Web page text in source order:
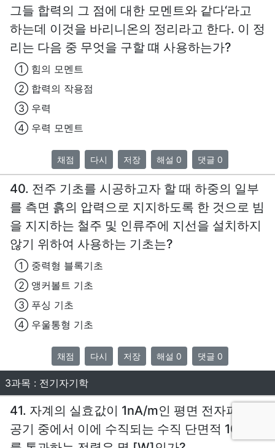
그들 합력의 그 점에 대한 모멘트와 같다‘라고
하는데 이것을 바리니온의 정리라고 한다. 이 정
리는 다음 중 무엇을 구할 떄 사용하는가?
① 힘의 모멘트
② 합력의 작용점
③ 우력
④ 우력 모멘트
채점 다시 저장 해설 0 댓글 0
40. 전주 기초를 시공하고자 할 때 하중의 일부
를 측면 흙의 압력으로 지지하도록 한 것으로 빔
을 지지하는 철주 및 인류주에 지선을 설치하지
않기 위하여 사용하는 기초는?
① 중력형 블록기초
② 앵커볼트 기초
③ 푸싱 기초
④ 우울통형 기초
채점 다시 저장 해설 0 댓글 0
3과목 : 전기자기학
41. 자계의 실효값이 1nA/m인 평면 전자파가
공기 중에서 이에 수직되는 수직 단면적 10m2